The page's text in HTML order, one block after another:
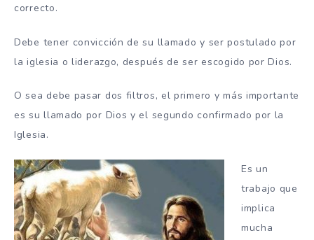
correcto.
Debe tener convicción de su llamado y ser postulado por
la iglesia o liderazgo, después de ser escogido por Dios.
O sea debe pasar dos filtros, el primero y más importante
es su llamado por Dios y el segundo confirmado por la
Iglesia.
Es un
trabajo que
implica
mucha